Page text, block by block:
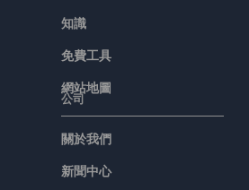
知識
免費工具
網站地圖
公司
關於我們
新聞中心